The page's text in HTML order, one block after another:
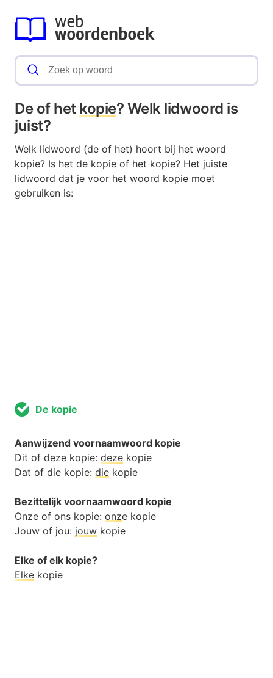
De of het kopie? Welk lidwoord is
juist?
Welk lidwoord (de of het) hoort bij het woord
kopie? Is het de kopie of het kopie? Het juiste
lidwoord dat je voor het woord kopie moet
gebruiken is:
De kopie
Aanwijzend voornaamwoord kopie
Dit of deze kopie: deze kopie
Dat of die kopie: die kopie
Bezittelijk voornaamwoord kopie
Onze of ons kopie: onze kopie
Jouw of jou: jouw kopie
Elke of elk kopie?
Elke kopie